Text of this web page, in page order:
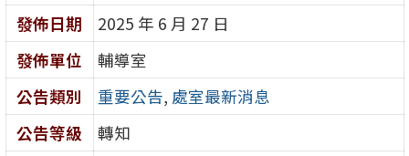
發佈日期
2025 年 6 月 27 日
發佈單位
輔導室
公告類別
重要公告, 處室最新消息
公告等級
轉知